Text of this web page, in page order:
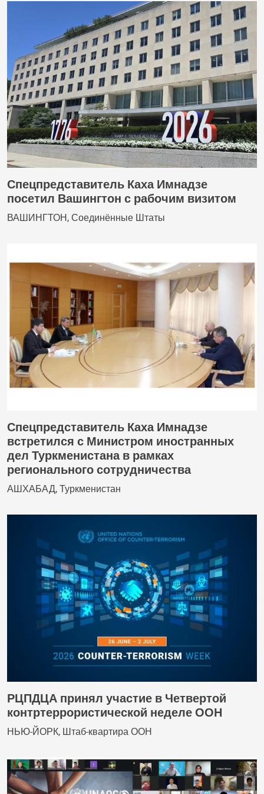
Спецпредставитель Каха Имнадзе
посетил Вашингтон с рабочим визитом
ВАШИНГТОН, Соединённые Штаты
Спецпредставитель Каха Имнадзе
встретился с Министром иностранных
дел Туркменистана в рамках
регионального сотрудничества
АШХАБАД, Туркменистан
РЦПДЦА принял участие в Четвертой
контртеррористической неделе ООН
НЬЮ-ЙОРК, Штаб-квартира ООН